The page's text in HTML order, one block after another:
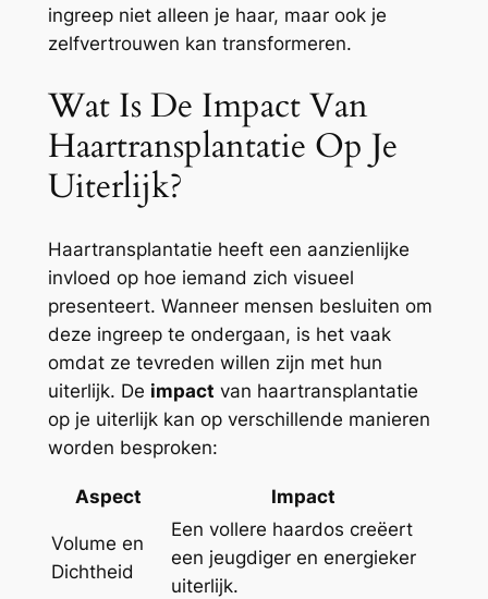
ingreep niet alleen je haar, maar ook je
zelfvertrouwen kan transformeren.
Wat Is De Impact Van
Haartransplantatie Op Je
Uiterlijk?
Haartransplantatie heeft een aanzienlijke
invloed op hoe iemand zich visueel
presenteert. Wanneer mensen besluiten om
deze ingreep te ondergaan, is het vaak
omdat ze tevreden willen zijn met hun
uiterlijk. De impact van haartransplantatie
op je uiterlijk kan op verschillende manieren
worden besproken:
Aspect Impact
Volume en
Dichtheid
Een vollere haardos creëert
een jeugdiger en energieker
uiterlijk.